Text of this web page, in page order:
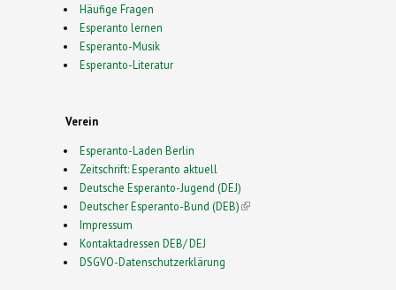
Häufige Fragen
Esperanto lernen
Esperanto-Musik
Esperanto-Literatur
Verein
Esperanto-Laden Berlin
Zeitschrift: Esperanto aktuell
Deutsche Esperanto-Jugend (DEJ)
Deutscher Esperanto-Bund (DEB)(link is external)
Impressum
Kontaktadressen DEB/ DEJ
DSGVO-Datenschutzerklärung